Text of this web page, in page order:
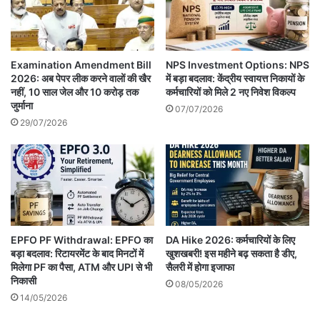
Examination Amendment Bill
2026: अब पेपर लीक करने वालों की खैर
नहीं, 10 साल जेल और 10 करोड़ तक
जुर्माना
29/07/2026
NPS Investment Options: NPS
में बड़ा बदलाव: केंद्रीय स्वायत्त निकायों के
कर्मचारियों को मिले 2 नए निवेश विकल्प
07/07/2026
EPFO PF Withdrawal: EPFO का
बड़ा बदलाव: रिटायरमेंट के बाद मिनटों में
मिलेगा PF का पैसा, ATM और UPI से भी
निकासी
14/05/2026
DA Hike 2026: कर्मचारियों के लिए
खुशखबरी! इस महीने बढ़ सकता है डीए,
सैलरी में होगा इजाफा
08/05/2026